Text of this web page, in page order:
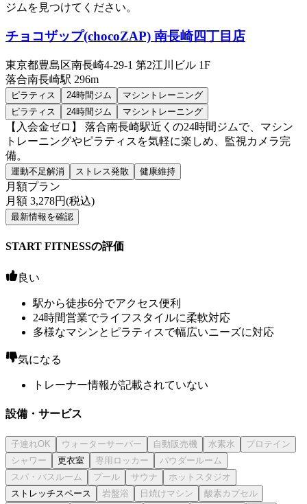
ジムを見つけてください。
チョコザップ(chocoZAP) 南長崎四丁目店
東京都豊島区南長崎4-29-1 第2江川ビル 1F
落合南長崎駅 296m
ピラティス 24時間ジム
マシントレーニング
ピラティス
24時間ジム マシントレーニング
【入会金ゼロ】 落合南長崎駅近くの24時間ジムで、マシン
トレーニングやピラティスを気軽に楽しめ、監視カメラ完
備。
運動不足解消 ストレス発散 健康維持
月額プラン
月額 3,278円(税込)
最新情報を確認
START FITNESSの評価
良い
駅から徒歩6分でアクセス便利
24時間営業でライフスタイルに柔軟対応
多様なマシンとピラティスで幅広いニーズに対応
気になる
トレーナー情報が記載されていない
設備・サービス
更衣室
ストレッチスペース